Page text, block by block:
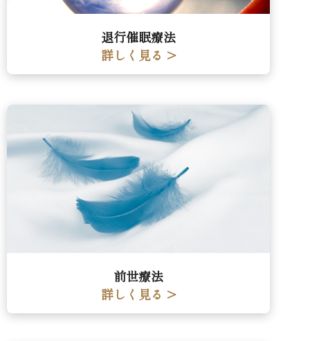
退行催眠療法
詳しく見る >
前世療法
詳しく見る >